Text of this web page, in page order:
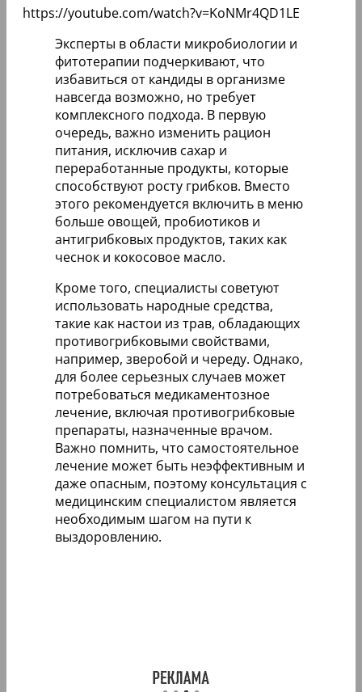
https://youtube.com/watch?v=KoNMr4QD1LE
Эксперты в области микробиологии и
фитотерапии подчеркивают, что
избавиться от кандиды в организме
навсегда возможно, но требует
комплексного подхода. В первую
очередь, важно изменить рацион
питания, исключив сахар и
переработанные продукты, которые
способствуют росту грибков. Вместо
этого рекомендуется включить в меню
больше овощей, пробиотиков и
антигрибковых продуктов, таких как
чеснок и кокосовое масло.
Кроме того, специалисты советуют
использовать народные средства,
такие как настои из трав, обладающих
противогрибковыми свойствами,
например, зверобой и череду. Однако,
для более серьезных случаев может
потребоваться медикаментозное
лечение, включая противогрибковые
препараты, назначенные врачом.
Важно помнить, что самостоятельное
лечение может быть неэффективным и
даже опасным, поэтому консультация с
медицинским специалистом является
необходимым шагом на пути к
выздоровлению.